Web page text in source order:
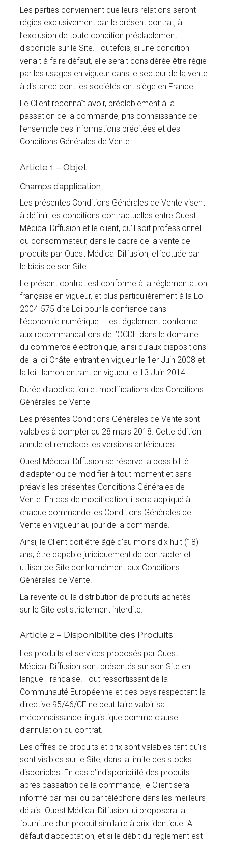
Les parties conviennent que leurs relations seront
régies exclusivement par le présent contrat, à
l’exclusion de toute condition préalablement
disponible sur le Site. Toutefois, si une condition
venait à faire défaut, elle serait considérée être régie
par les usages en vigueur dans le secteur de la vente
à distance dont les sociétés ont siège en France.
Le Client reconnaît avoir, préalablement à la
passation de la commande, pris connaissance de
l’ensemble des informations précitées et des
Conditions Générales de Vente.
Article 1 – Objet
Champs d’application
Les présentes Conditions Générales de Vente visent
à définir les conditions contractuelles entre Ouest
Médical Diffusion et le client, qu’il soit professionnel
ou consommateur, dans le cadre de la vente de
produits par Ouest Médical Diffusion, effectuée par
le biais de son Site.
Le présent contrat est conforme à la réglementation
française en vigueur, et plus particulièrement à la Loi
2004-575 dite Loi pour la confiance dans
l’économie numérique. Il est également conforme
aux recommandations de l’OCDE dans le domaine
du commerce électronique, ainsi qu’aux dispositions
de la loi Châtel entrant en vigueur le 1er Juin 2008 et
la loi Hamon entrant en vigueur le 13 Juin 2014.
Durée d’application et modifications des Conditions
Générales de Vente
Les présentes Conditions Générales de Vente sont
valables à compter du 28 mars 2018. Cette édition
annule et remplace les versions antérieures.
Ouest Médical Diffusion se réserve la possibilité
d’adapter ou de modifier à tout moment et sans
préavis les présentes Conditions Générales de
Vente. En cas de modification, il sera appliqué à
chaque commande les Conditions Générales de
Vente en vigueur au jour de la commande.
Ainsi, le Client doit être âgé d’au moins dix huit (18)
ans, être capable juridiquement de contracter et
utiliser ce Site conformément aux Conditions
Générales de Vente.
La revente ou la distribution de produits achetés
sur le Site est strictement interdite.
Article 2 – Disponibilité des Produits
Les produits et services proposés par Ouest
Médical Diffusion sont présentés sur son Site en
langue Française. Tout ressortissant de la
Communauté Européenne et des pays respectant la
directive 95/46/CE ne peut faire valoir sa
méconnaissance linguistique comme clause
d’annulation du contrat.
Les offres de produits et prix sont valables tant qu’ils
sont visibles sur le Site, dans la limite des stocks
disponibles. En cas d’indisponibilité des produits
après passation de la commande, le Client sera
informé par mail ou par téléphone dans les meilleurs
délais. Ouest Médical Diffusion lui proposera la
fourniture d’un produit similaire à prix identique. A
défaut d’acceptation, et si le débit du règlement est